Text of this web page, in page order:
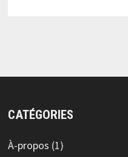
CATÉGORIES
À-propos (1)